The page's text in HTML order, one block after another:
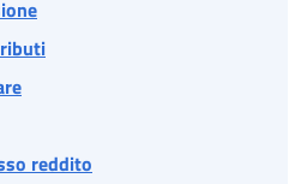
reddito